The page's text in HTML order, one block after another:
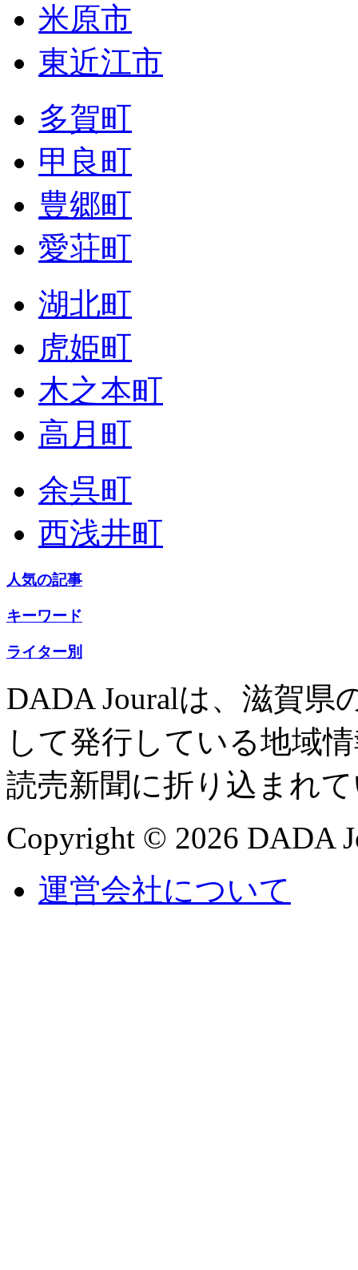
米原市
東近江市
多賀町
甲良町
豊郷町
愛荘町
湖北町
虎姫町
木之本町
高月町
余呉町
西浅井町
人気の記事
キーワード
ライター別
DADA Jouralは、滋賀県
して発行している地域
読売新聞に折り込まれ
Copyright © 2026 DADA
運営会社について